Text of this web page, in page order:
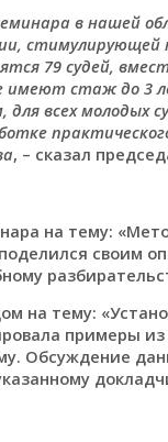
в нашей
стимулирующей
79 судей,
имеют стаж до 3
для всех молодых
, – сказал
на тему:
своим
на тему:
примеры
Обсуждение